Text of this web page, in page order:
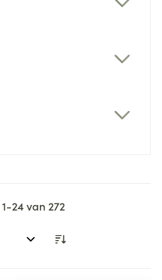
1-24van 272